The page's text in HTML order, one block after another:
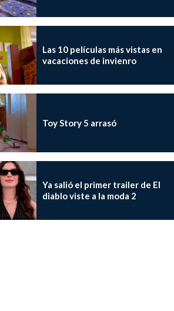
Las 10 películas más vistas en
vacaciones de invienro
Toy Story 5 arrasó
Ya salió el primer trailer de El
diablo viste a la moda 2